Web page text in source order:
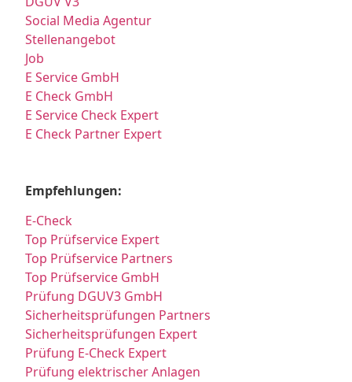
Social Media Agentur
Stellenangebot
Job
E Service GmbH
E Check GmbH
E Service Check Expert
E Check Partner Expert
Empfehlungen:
E-Check
Top Prüfservice Expert
Top Prüfservice Partners
Top Prüfservice GmbH
Prüfung DGUV3 GmbH
Sicherheitsprüfungen Partners
Sicherheitsprüfungen Expert
Prüfung E-Check Expert
Prüfung elektrischer Anlagen